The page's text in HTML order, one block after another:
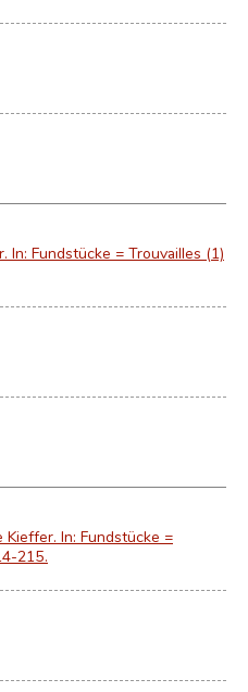
In: Fundstücke = Trouvailles (1)
Kieffer. In: Fundstücke =
215.